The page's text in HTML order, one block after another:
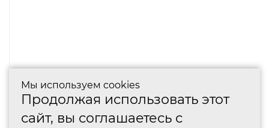
Мы используем cookies
Продолжая использовать этот
сайт, вы соглашаетесь с